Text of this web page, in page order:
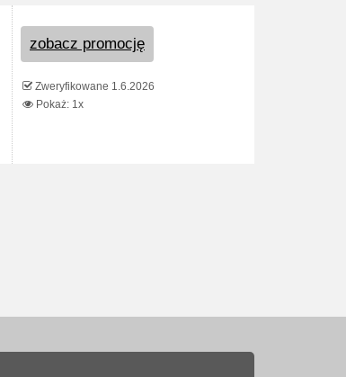
zobacz promocję
Zweryfikowane 1.6.2026
Pokaż: 1x